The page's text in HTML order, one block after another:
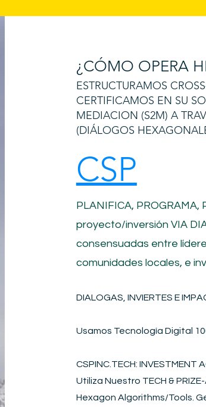
¿CÓMO OPERA
ESTRUCTURAMOS
CERTIFICAMOS EN SU
MEDIACION (S2M) A
(DIÁLOGOS
CSP
PLANIFICA, PROGRAMA,
proyecto/inversión VIA
consensuadas entre
comunidades locales, e
DIALOGAS, INVIERTES E
Usamos Tecnología Digital
CSPINC.TECH: INVESTMENT
Utiliza Nuestro TECH &
Hexagon Algorithms/Tools.